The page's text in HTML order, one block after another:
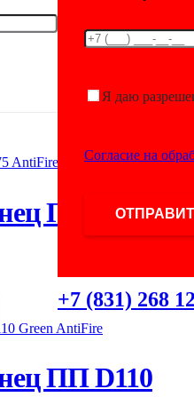
Я даю
Согласие на
+7 (831) 268
ПП D110
ПП D110